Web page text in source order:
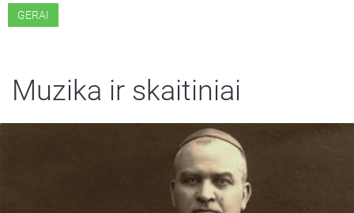
GERAI
Muzika ir skaitiniai